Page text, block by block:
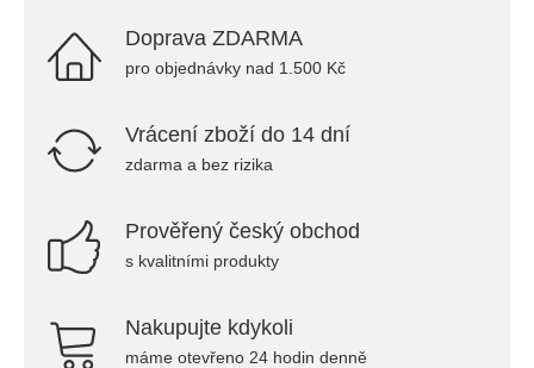
Doprava ZDARMA
pro objednávky nad 1.500 Kč
Vrácení zboží do 14 dní
zdarma a bez rizika
Prověřený český obchod
s kvalitními produkty
Nakupujte kdykoli
máme otevřeno 24 hodin denně